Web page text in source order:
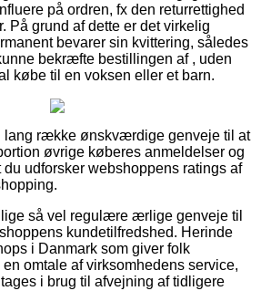
på ordren, fx den returrettighed
På grund af dette er det virkelig
bevarer sin kvittering, således
bekræfte bestillingen af , uden
købe til en voksen eller et barn.
lang række ønskværdige genveje til at
øvrige køberes anmeldelser og
udforsker webshoppens ratings af
så vel regulære ærlige genveje til
kundetilfredshed. Herinde
i Danmark som giver folk
omtale af virksomhedens service,
i brug til afvejning af tidligere